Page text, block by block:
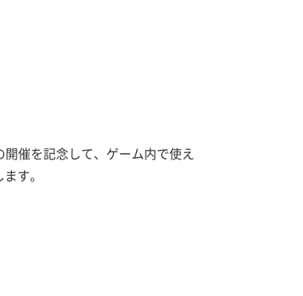
催を記念して、ゲーム内で使え
す。